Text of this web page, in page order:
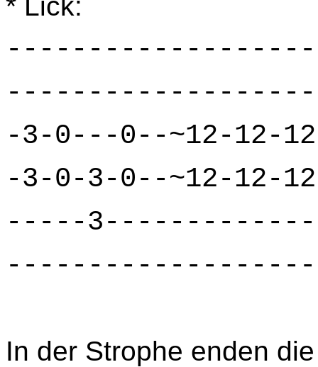
-3-0---0--~12-12-
-3-0-3-0--~12-12-
-----
In der Strophe enden